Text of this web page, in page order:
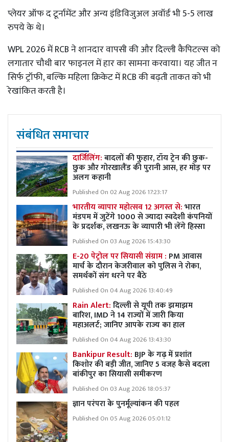
प्लेयर ऑफ द टूर्नामेंट और अन्य इंडिविजुअल अवॉर्ड भी 5-5 लाख
रुपये के थे।
WPL 2026 में RCB ने शानदार वापसी की और दिल्ली कैपिटल्स को
लगातार चौथी बार फाइनल में हार का सामना करवाया। यह जीत न
सिर्फ ट्रॉफी, बल्कि महिला क्रिकेट में RCB की बढ़ती ताकत को भी
रेखांकित करती है।
संबंधित समाचार
दार्जिलिंग:बादलों की फुहार, टॉय ट्रेन की छुक-
छुक और गोरखालैंड की पुरानी आस, हर मोड़ पर
अलग कहानी
Published On 02 Aug 2026 17:23:17
भारतीय व्यापार महोत्सव 12 अगस्त से:भारत
मंडपम में जुटेंगे 1000 से ज्यादा स्वदेशी कंपनियों
के प्रदर्शक, लखनऊ के व्यापारी भी लेंगे हिस्सा
Published On 03 Aug 2026 15:43:30
E-20 पेट्रोल पर सियासी संग्राम : PM आवास
मार्च के दौरान केजरीवाल को पुलिस ने रोका,
समर्थकों संग धरने पर बैठे
Published On 04 Aug 2026 13:40:49
Rain Alert:दिल्ली से यूपी तक झमाझम
बारिश, IMD ने 14 राज्यों में जारी किया
महाअलर्ट; जानिए आपके राज्य का हाल
Published On 04 Aug 2026 13:43:30
Bankipur Result: BJP के गढ़ में प्रशांत
किशोर की बड़ी जीत, जानिए 5 वजह कैसे बदला
बांकीपुर का सियासी समीकरण
Published On 03 Aug 2026 18:05:37
ज्ञान परंपरा के पुनर्मूल्यांकन की पहल
Published On 05 Aug 2026 05:01:12